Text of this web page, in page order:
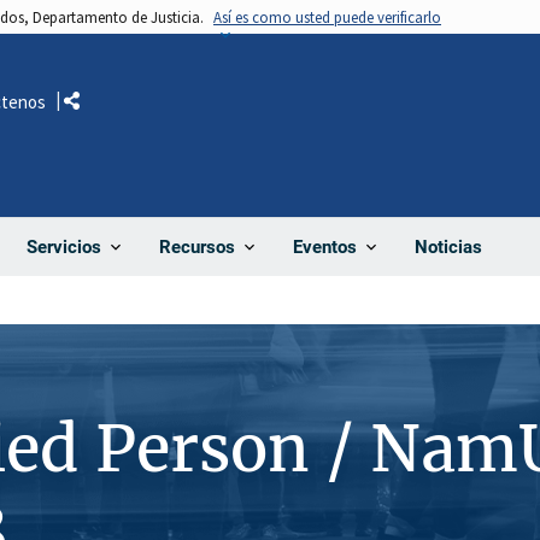
Departamento de Justicia. Así es como usted puede verificarlo
Servicios Recursos Eventos Noticias
Comparte
Person /